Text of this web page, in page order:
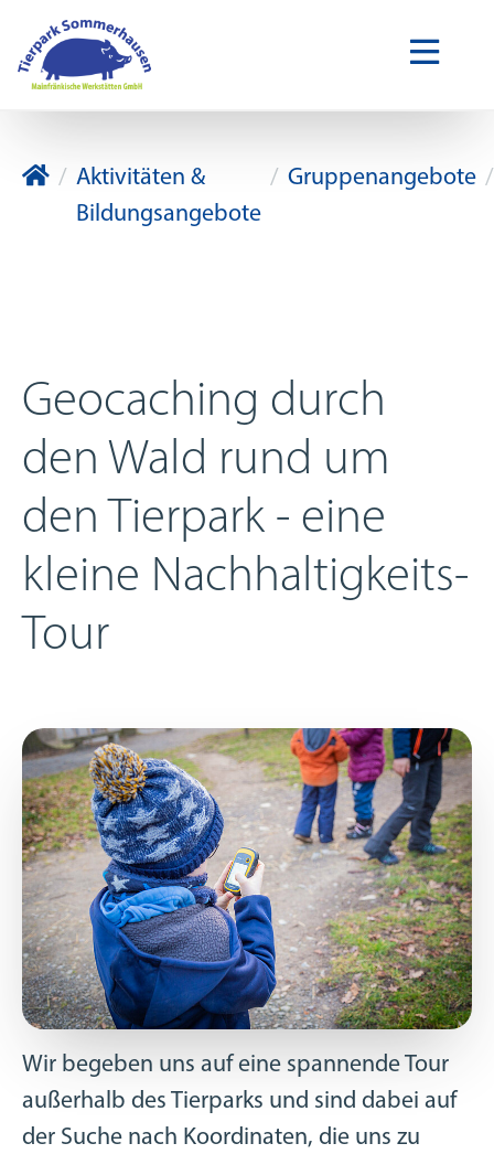
Tierpark Sommerhausen
Aktivitäten &
Bildungsangebote
Gruppenangebote
Geocaching durch
den Wald rund um
den Tierpark - eine
kleine Nachhaltigkeits-
Tour
Wir begeben uns auf eine spannende Tour
außerhalb des Tierparks und sind dabei auf
der Suche nach Koordinaten, die uns zu